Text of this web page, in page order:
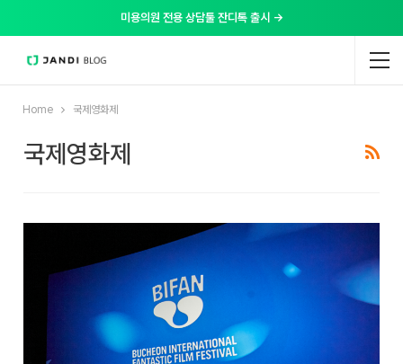
미용의원 전용 상담툴 잔디톡 출시 →
Home 국제영화제
국제영화제